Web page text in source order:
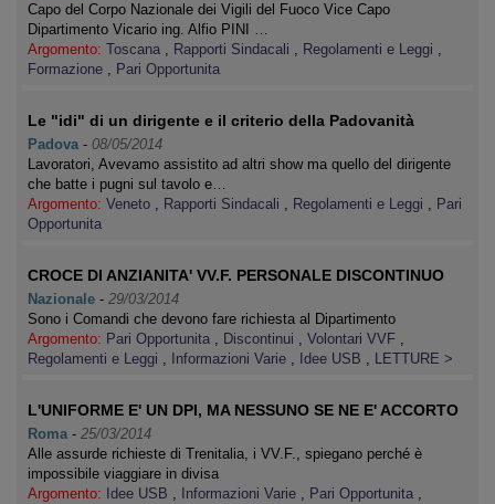
Capo del Corpo Nazionale dei Vigili del Fuoco Vice Capo
Dipartimento Vicario ing. Alfio PINI …
Argomento: Toscana , Rapporti Sindacali , Regolamenti e Leggi ,
Formazione , Pari Opportunita
Le "idi" di un dirigente e il criterio della Padovanità
Padova - 08/05/2014
Lavoratori, Avevamo assistito ad altri show ma quello del dirigente
che batte i pugni sul tavolo e…
Argomento: Veneto , Rapporti Sindacali , Regolamenti e Leggi , Pari
Opportunita
CROCE DI ANZIANITA' VV.F. PERSONALE DISCONTINUO
Nazionale - 29/03/2014
Sono i Comandi che devono fare richiesta al Dipartimento
Argomento: Pari Opportunita , Discontinui , Volontari VVF ,
Regolamenti e Leggi , Informazioni Varie , Idee USB , LETTURE >
L'UNIFORME E' UN DPI, MA NESSUNO SE NE E' ACCORTO
Roma - 25/03/2014
Alle assurde richieste di Trenitalia, i VV.F., spiegano perché è
impossibile viaggiare in divisa
Argomento: Idee USB , Informazioni Varie , Pari Opportunita ,